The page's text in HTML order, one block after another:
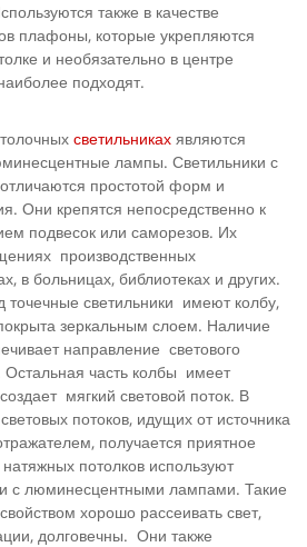
также в качестве
плафоны, которые укрепляются
и необязательно в центре
подходят.
светильниках являются
лампы. Светильники с
простотой форм и
Они крепятся непосредственно к
подвесок или саморезов. Их
производственных
в больницах, библиотеках и других.
светильники имеют колбу,
зеркальным слоем. Наличие
направление светового
часть колбы имеет
мягкий световой поток. В
потоков, идущих от источника
получается приятное
потолков используют
с люминесцентными лампами. Такие
хорошо рассеивать свет,
долговечны. Они также